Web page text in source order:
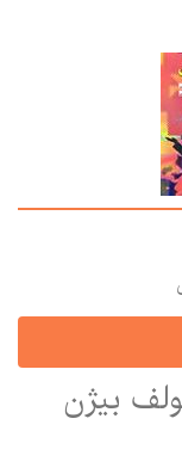
بیژن